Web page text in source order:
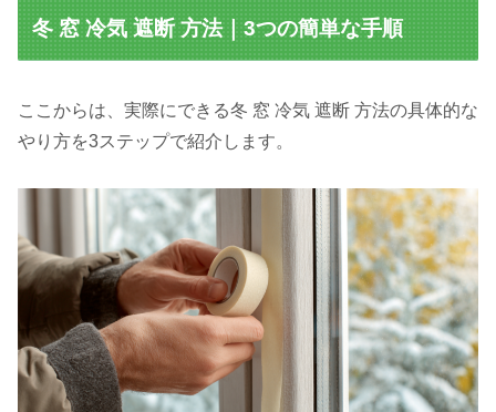
冬 窓 冷気 遮断 方法｜3つの簡単な手順
ここからは、実際にできる冬 窓 冷気 遮断 方法の具体的な
やり方を3ステップで紹介します。